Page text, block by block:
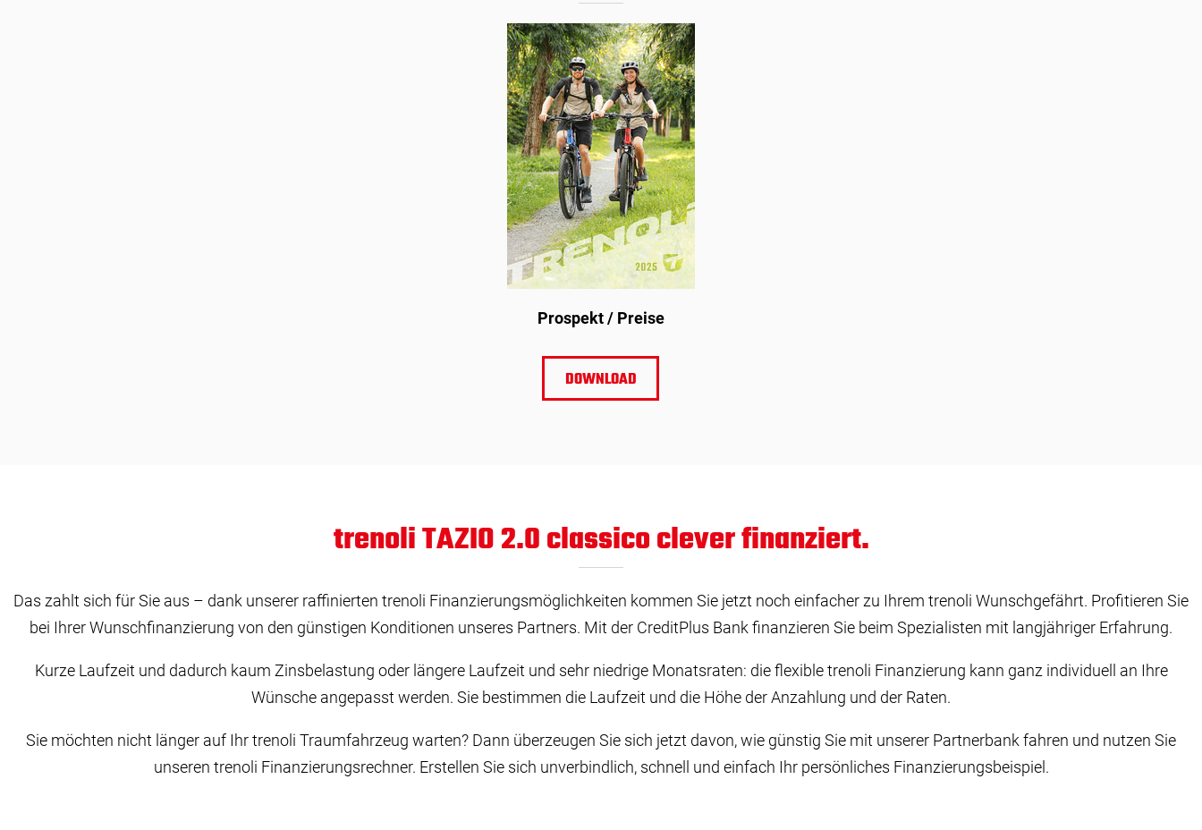
­Prospekt / Preise
DOWNLOAD
trenoli TAZIO 2.0 classico clever finanziert.
Das zahlt sich für Sie aus – dank unserer raffinierten trenoli Finanzierungsmöglichkeiten kommen Sie jetzt noch einfacher zu Ihrem trenoli Wunschgefährt. Profitieren Sie
bei Ihrer Wunschfinanzierung von den günstigen Konditionen unseres Partners. Mit der CreditPlus Bank finanzieren Sie beim Spezialisten mit langjähriger Erfahrung.
Kurze Laufzeit und dadurch kaum Zinsbelastung oder längere Laufzeit und sehr niedrige Monatsraten: die flexible trenoli Finanzierung kann ganz individuell an Ihre
Wünsche angepasst werden. Sie bestimmen die Laufzeit und die Höhe der Anzahlung und der Raten.
Sie möchten nicht länger auf Ihr trenoli Traumfahrzeug warten? Dann überzeugen Sie sich jetzt davon, wie günstig Sie mit unserer Partnerbank fahren und nutzen Sie
unseren trenoli Finanzierungsrechner. Erstellen Sie sich unverbindlich, schnell und einfach Ihr persönliches Finanzierungsbeispiel.